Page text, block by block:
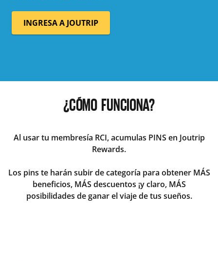
INGRESA A JOUTRIP
¿CÓMO FUNCIONA?
Al usar tu membresía RCI, acumulas PINS en Joutrip
Rewards.
Los pins te harán subir de categoría para obtener MÁS
beneficios, MÁS descuentos ¡y claro, MÁS
posibilidades de ganar el viaje de tus sueños.